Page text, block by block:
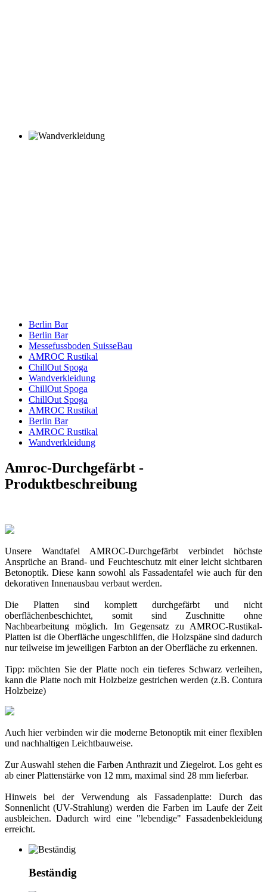
Berlin Bar
Berlin Bar
Messefussboden SuisseBau
AMROC Rustikal
ChillOut Spoga
Wandverkleidung
ChillOut Spoga
ChillOut Spoga
AMROC Rustikal
Berlin Bar
AMROC Rustikal
Wandverkleidung
Amroc-Durchgefärbt -
Produktbeschreibung
Unsere Wandtafel AMROC-Durchgefärbt verbindet höchste
Ansprüche an Brand- und Feuchteschutz mit einer leicht sichtbaren
Betonoptik. Diese kann sowohl als Fassadentafel wie auch für den
dekorativen Innenausbau verbaut werden.
Die Platten sind komplett durchgefärbt und nicht
oberflächenbeschichtet, somit sind Zuschnitte ohne
Nachbearbeitung möglich. Im Gegensatz zu AMROC-Rustikal-
Platten ist die Oberfläche ungeschliffen, die Holzspäne sind dadurch
nur teilweise im jeweiligen Farbton an der Oberfläche zu erkennen.
Tipp: möchten Sie der Platte noch ein tieferes Schwarz verleihen,
kann die Platte noch mit Holzbeize gestrichen werden (z.B. Contura
Holzbeize)
Auch hier verbinden wir die moderne Betonoptik mit einer flexiblen
und nachhaltigen Leichtbauweise.
Zur Auswahl stehen die Farben Anthrazit und Ziegelrot. Los geht es
ab einer Plattenstärke von 12 mm, maximal sind 28 mm lieferbar.
Hinweis bei der Verwendung als Fassadenplatte: Durch das
Sonnenlicht (UV-Strahlung) werden die Farben im Laufe der Zeit
ausbleichen. Dadurch wird eine "lebendige" Fassadenbekleidung
erreicht.
Beständig